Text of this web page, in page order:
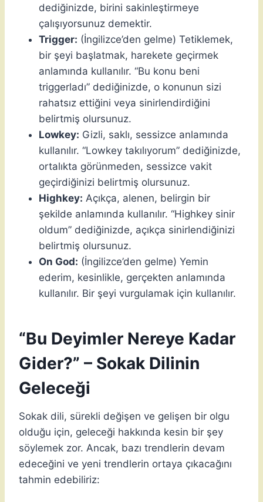
dediğinizde, birini sakinleştirmeye
çalışıyorsunuz demektir.
Trigger: (İngilizce’den gelme) Tetiklemek,
bir şeyi başlatmak, harekete geçirmek
anlamında kullanılır. “Bu konu beni
triggerladı” dediğinizde, o konunun sizi
rahatsız ettiğini veya sinirlendirdiğini
belirtmiş olursunuz.
Lowkey: Gizli, saklı, sessizce anlamında
kullanılır. “Lowkey takılıyorum” dediğinizde,
ortalıkta görünmeden, sessizce vakit
geçirdiğinizi belirtmiş olursunuz.
Highkey: Açıkça, alenen, belirgin bir
şekilde anlamında kullanılır. “Highkey sinir
oldum” dediğinizde, açıkça sinirlendiğinizi
belirtmiş olursunuz.
On God: (İngilizce’den gelme) Yemin
ederim, kesinlikle, gerçekten anlamında
kullanılır. Bir şeyi vurgulamak için kullanılır.
“Bu Deyimler Nereye Kadar
Gider?” – Sokak Dilinin
Geleceği
Sokak dili, sürekli değişen ve gelişen bir olgu
olduğu için, geleceği hakkında kesin bir şey
söylemek zor. Ancak, bazı trendlerin devam
edeceğini ve yeni trendlerin ortaya çıkacağını
tahmin edebiliriz: